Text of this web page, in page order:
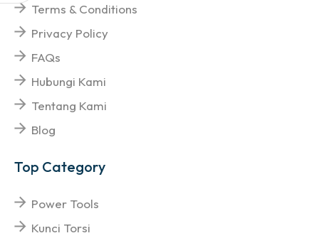
Terms & Conditions
Privacy Policy
FAQs
Hubungi Kami
Tentang Kami
Blog
Top Category
Power Tools
Kunci Torsi